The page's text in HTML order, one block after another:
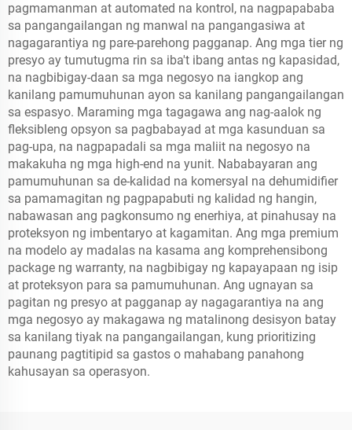
pagmamanman at automated na kontrol, na nagpapababa
sa pangangailangan ng manwal na pangangasiwa at
nagagarantiya ng pare-parehong pagganap. Ang mga tier ng
presyo ay tumutugma rin sa iba't ibang antas ng kapasidad,
na nagbibigay-daan sa mga negosyo na iangkop ang
kanilang pamumuhunan ayon sa kanilang pangangailangan
sa espasyo. Maraming mga tagagawa ang nag-aalok ng
fleksibleng opsyon sa pagbabayad at mga kasunduan sa
pag-upa, na nagpapadali sa mga maliit na negosyo na
makakuha ng mga high-end na yunit. Nababayaran ang
pamumuhunan sa de-kalidad na komersyal na dehumidifier
sa pamamagitan ng pagpapabuti ng kalidad ng hangin,
nabawasan ang pagkonsumo ng enerhiya, at pinahusay na
proteksyon ng imbentaryo at kagamitan. Ang mga premium
na modelo ay madalas na kasama ang komprehensibong
package ng warranty, na nagbibigay ng kapayapaan ng isip
at proteksyon para sa pamumuhunan. Ang ugnayan sa
pagitan ng presyo at pagganap ay nagagarantiya na ang
mga negosyo ay makagawa ng matalinong desisyon batay
sa kanilang tiyak na pangangailangan, kung prioritizing
paunang pagtitipid sa gastos o mahabang panahong
kahusayan sa operasyon.